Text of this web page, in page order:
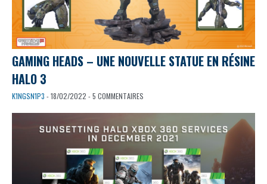
GAMING HEADS – UNE NOUVELLE STATUE EN RÉSINE
HALO 3
K1NGSN1P3 - 18/02/2022 - 5 COMMENTAIRES